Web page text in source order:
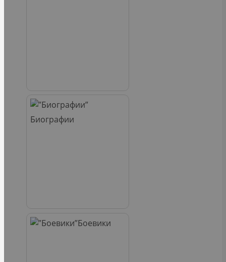
Биографии
Боевики